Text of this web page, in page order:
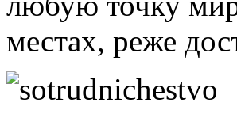
местах, реже